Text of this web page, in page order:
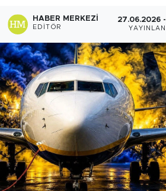
HABER MERKEZI
EDITÖR
27.06.2026
Sanat
Spor
Teknoloji